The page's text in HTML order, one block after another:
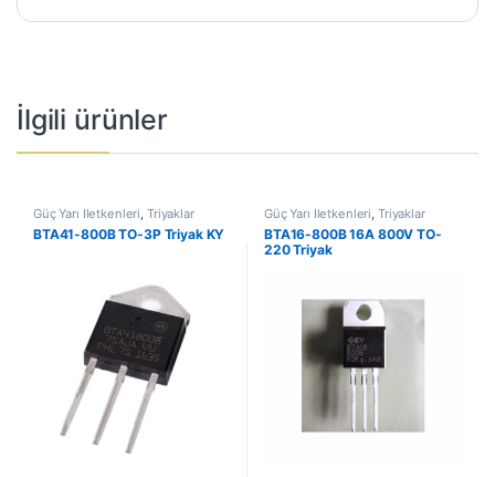
İlgili ürünler
Güç Yarı İletkenleri, Triyaklar
BTA41-800B TO-3P Triyak KY
Güç Yarı İletkenleri, Triyaklar
BTA16-800B 16A 800V TO-
220 Triyak